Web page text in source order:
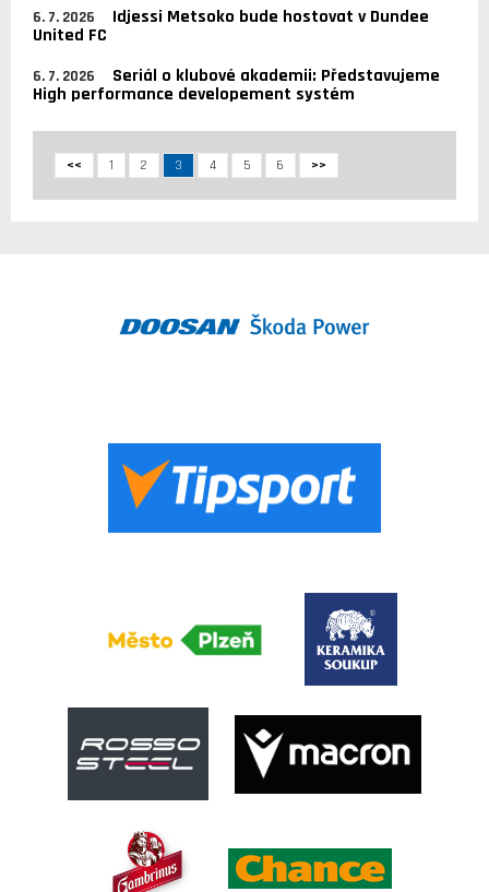
6. 7. 2026
Idjessi Metsoko bude hostovat v Dundee
United FC
6. 7. 2026
Seriál o klubové akademii: Představujeme
High performance developement systém
<< 1 2 3 4 5 6 >>